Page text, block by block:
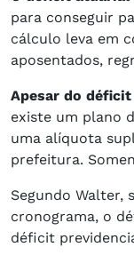
para conseguir
cálculo leva em
aposentados,
Apesar do
existe um plano
uma alíquota
prefeitura.
Segundo Walter,
cronograma, o
déficit